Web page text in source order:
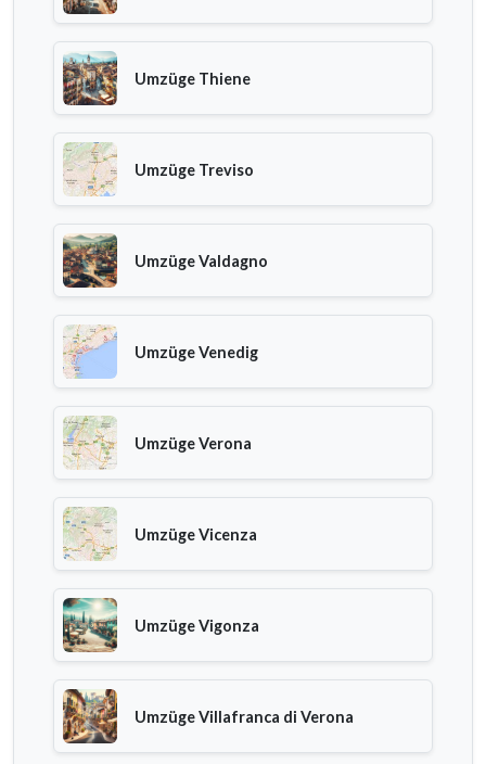
Umzüge Thiene
Umzüge Treviso
Umzüge Valdagno
Umzüge Venedig
Umzüge Verona
Umzüge Vicenza
Umzüge Vigonza
Umzüge Villafranca di Verona